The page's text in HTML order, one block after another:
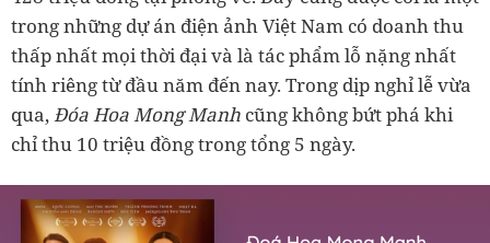
trong những dự án điện ảnh Việt Nam có doanh thu
thấp nhất mọi thời đại và là tác phẩm lỗ nặng nhất
tính riêng từ đầu năm đến nay. Trong dịp nghỉ lễ vừa
qua,Đóa Hoa Mong Manh cũng không bứt phá khi
chỉ thu 10 triệu đồng trong tổng 5 ngày.